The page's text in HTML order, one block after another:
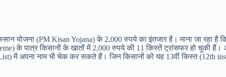
योजना (PM Kisan Yojana) के 2,000 रुपये का इंतजार है। माना जा रहा है
के पात्र किसानों के खातों में 2,000 रुपये की 11 किस्तें ट्रांसफर हो चुकी
में अपना नाम भी चेक कर सकते हैं। जिन किसानों को यह 13वीं किस्त (12th